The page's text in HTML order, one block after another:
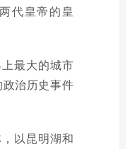
代皇帝的皇
最大的城市
治历史事件
以昆明湖和